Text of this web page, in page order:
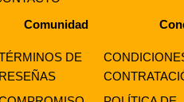
Comunidad
DE